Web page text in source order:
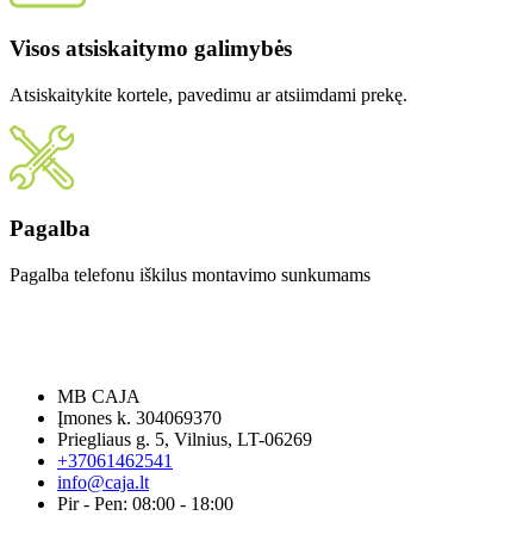
Visos atsiskaitymo galimybės
Atsiskaitykite kortele, pavedimu ar atsiimdami prekę.
Pagalba
Pagalba telefonu iškilus montavimo sunkumams
MB CAJA
Įmones k. 304069370
Priegliaus g. 5, Vilnius, LT-06269
+37061462541
info@caja.lt
Pir - Pen: 08:00 - 18:00